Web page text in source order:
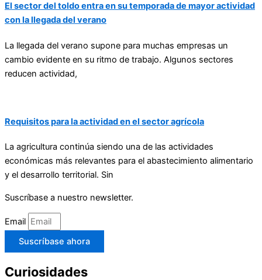
El sector del toldo entra en su temporada de mayor actividad
con la llegada del verano
La llegada del verano supone para muchas empresas un
cambio evidente en su ritmo de trabajo. Algunos sectores
reducen actividad,
Requisitos para la actividad en el sector agrícola
La agricultura continúa siendo una de las actividades
económicas más relevantes para el abastecimiento alimentario
y el desarrollo territorial. Sin
Suscríbase a nuestro newsletter.
Email
Suscríbase ahora
Curiosidades